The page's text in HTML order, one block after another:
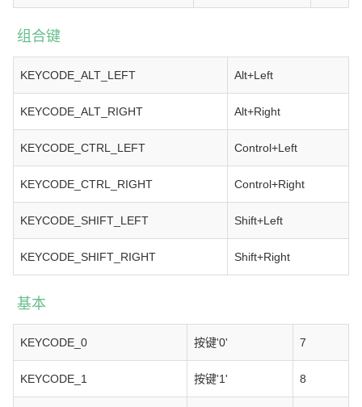
组合键
KEYCODE_ALT_LEFT Alt+Left
KEYCODE_ALT_RIGHT Alt+Right
KEYCODE_CTRL_LEFT Control+Left
KEYCODE_CTRL_RIGHT Control+Right
KEYCODE_SHIFT_LEFT Shift+Left
KEYCODE_SHIFT_RIGHT Shift+Right
基本
KEYCODE_0 按键'0' 7
KEYCODE_1 按键'1' 8